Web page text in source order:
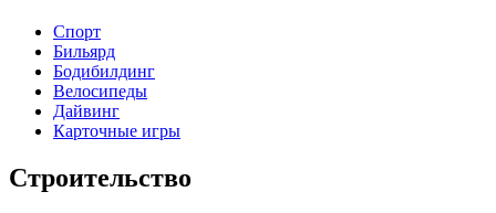
Спорт
Бильярд
Бодибилдинг
Велосипеды
Дайвинг
Карточные игры
Строительство